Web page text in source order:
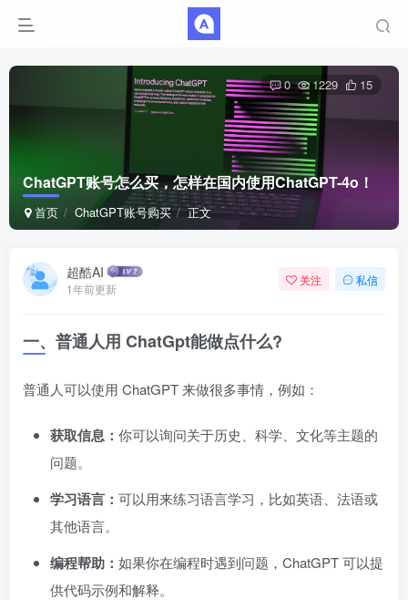
ChatGPT账号怎么买，怎样在国内使用ChatGPT-4o！
首页 ChatGPT账号购买 正文
0 1229 15
超酷AI
1年前更新
关注 私信
一、普通人用 ChatGpt能做点什么?
普通人可以使用 ChatGPT 来做很多事情，例如：
获取信息： 你可以询问关于历史、科学、文化等主题的
问题。
学习语言： 可以用来练习语言学习，比如英语、法语或
其他语言。
编程帮助： 如果你在编程时遇到问题，ChatGPT 可以提
供代码示例和解释。